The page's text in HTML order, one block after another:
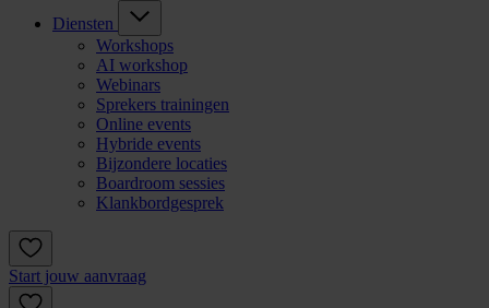
Diensten
Workshops
AI workshop
Webinars
Sprekers trainingen
Online events
Hybride events
Bijzondere locaties
Boardroom sessies
Klankbordgesprek
Start jouw aanvraag